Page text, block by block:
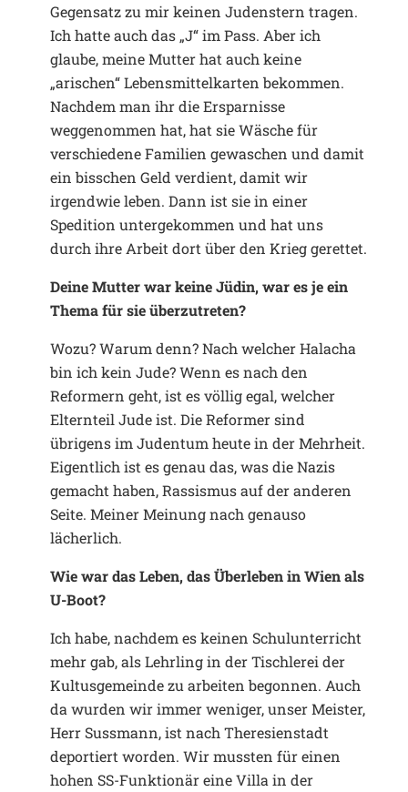
Gegensatz zu mir keinen Judenstern tragen.
Ich hatte auch das „J“ im Pass. Aber ich
glaube, meine Mutter hat auch keine
„arischen“ Lebensmittelkarten bekommen.
Nachdem man ihr die Ersparnisse
weggenommen hat, hat sie Wäsche für
verschiedene Familien gewaschen und damit
ein bisschen Geld verdient, damit wir
irgendwie leben. Dann ist sie in einer
Spedition untergekommen und hat uns
durch ihre Arbeit dort über den Krieg gerettet.
Deine Mutter war keine Jüdin, war es je ein
Thema für sie überzutreten?
Wozu? Warum denn? Nach welcher Halacha
bin ich kein Jude? Wenn es nach den
Reformern geht, ist es völlig egal, welcher
Elternteil Jude ist. Die Reformer sind
übrigens im Judentum heute in der Mehrheit.
Eigentlich ist es genau das, was die Nazis
gemacht haben, Rassismus auf der anderen
Seite. Meiner Meinung nach genauso
lächerlich.
Wie war das Leben, das Überleben in Wien als
U-Boot?
Ich habe, nachdem es keinen Schulunterricht
mehr gab, als Lehrling in der Tischlerei der
Kultusgemeinde zu arbeiten begonnen. Auch
da wurden wir immer weniger, unser Meister,
Herr Sussmann, ist nach Theresienstadt
deportiert worden. Wir mussten für einen
hohen SS-Funktionär eine Villa in der